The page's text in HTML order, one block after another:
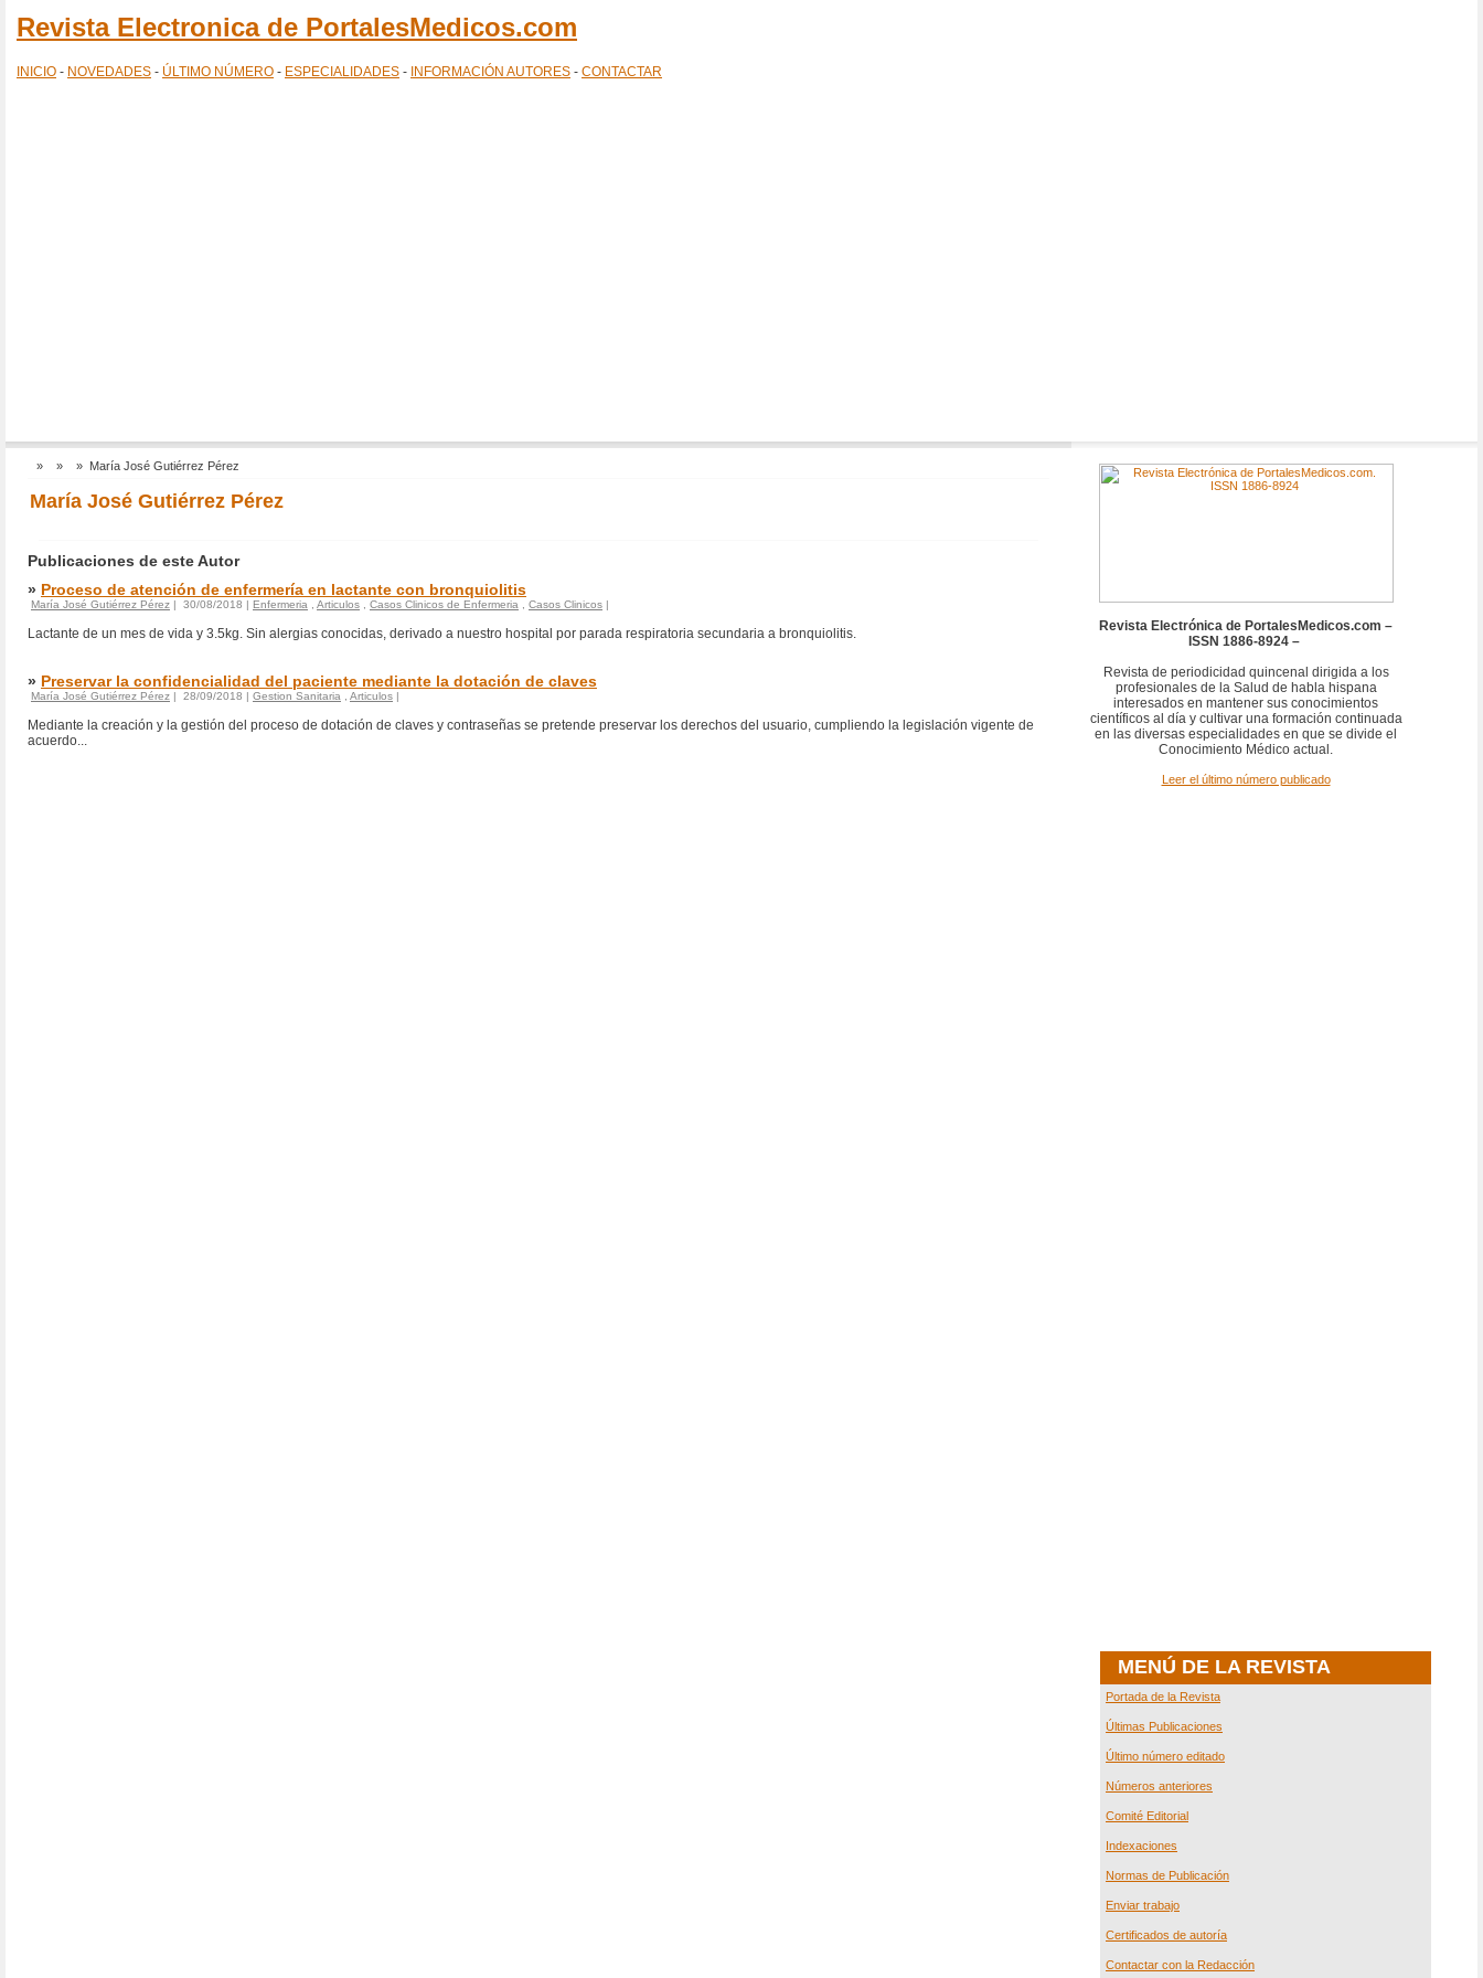
Revista Electronica de PortalesMedicos.com
INICIO - NOVEDADES - ÚLTIMO NÚMERO - ESPECIALIDADES - INFORMACIÓN AUTORES - CONTACTAR
» » » María José Gutiérrez Pérez
María José Gutiérrez Pérez
Publicaciones de este Autor
» Proceso de atención de enfermería en lactante con bronquiolitis
María José Gutiérrez Pérez | 30/08/2018 | Enfermeria Articulos Casos Clinicos de Enfermeria Casos Clinicos |
Lactante de un mes de vida y 3.5kg. Sin alergias conocidas, derivado a nuestro hospital por parada respiratoria secundaria a bronquiolitis.
» Preservar la confidencialidad del paciente mediante la dotación de claves
María José Gutiérrez Pérez | 28/09/2018 | Gestion Sanitaria Articulos |
Mediante la creación y la gestión del proceso de dotación de claves y contraseñas se pretende preservar los derechos del usuario, cumpliendo la legislación vigente de
acuerdo...
Revista Electrónica de PortalesMedicos.com –
ISSN 1886-8924 –
Revista de periodicidad quincenal dirigida a los
profesionales de la Salud de habla hispana
interesados en mantener sus conocimientos
científicos al día y cultivar una formación continuada
en las diversas especialidades en que se divide el
Conocimiento Médico actual.
Leer el último número publicado
MENÚ DE LA REVISTA
Portada de la Revista
Últimas Publicaciones
Último número editado
Números anteriores
Comité Editorial
Indexaciones
Normas de Publicación
Enviar trabajo
Certificados de autoría
Contactar con la Redacción